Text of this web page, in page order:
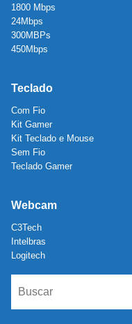
1800 Mbps
24Mbps
300MBPs
450Mbps
Teclado
Com Fio
Kit Gamer
Kit Teclado e Mouse
Sem Fio
Teclado Gamer
Webcam
C3Tech
Intelbras
Logitech